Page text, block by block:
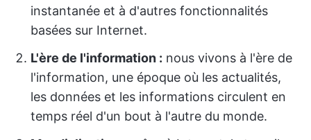
instantanée et à d'autres fonctionnalités
basées sur Internet.
L'ère de l'information : nous vivons à l'ère de
l'information, une époque où les actualités,
les données et les informations circulent en
temps réel d'un bout à l'autre du monde.